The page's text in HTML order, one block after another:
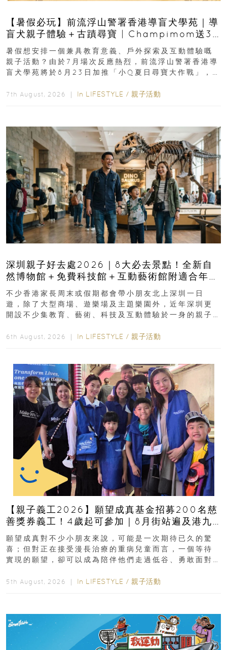
【暑假必玩】前流浮山警署香港導盲犬學苑｜導
盲犬親子體驗＋古蹟尋寶 | Champimom送3
組免費名額
暑假想安排一個兼具教育意義、戶外探索及互動體驗嘅
親子活動？由於7月場次反應熱烈，前流浮山警署香港導
盲犬學苑將於8月23日加推「小Q夏日尋寶大作戰」，家
7th August, 2026 ｜ In LIFESTYLE / 親子活動
深圳親子好去處2026｜8大必去景點！全新自
然博物館＋免費科技館＋互動藝術館附適合年
齡、交通、門票、開放時間
不少香港家長周末或假期都會帶小朋友北上深圳一日
遊，除了大型商場、遊樂場及主題樂園外，近年深圳更
開設不少集教育、藝術、科技及互動體驗於一身的親子
6th August, 2026 ｜ In LIFESTYLE / 親子活動
【親子義工2026】願望成真基金招募200名慈
善獎券義工！4歲起可參加｜8月街站遍及港九
新界
願望成真對不少小朋友來說，可能是一次期待已久的驚
喜；但對正在接受漫長治療的重病兒童而言，一個等待
實現的願望，卻可以成為陪伴他們走過低谷、勇敢面對
5th August, 2026 ｜ In LIFESTYLE / 親子活動